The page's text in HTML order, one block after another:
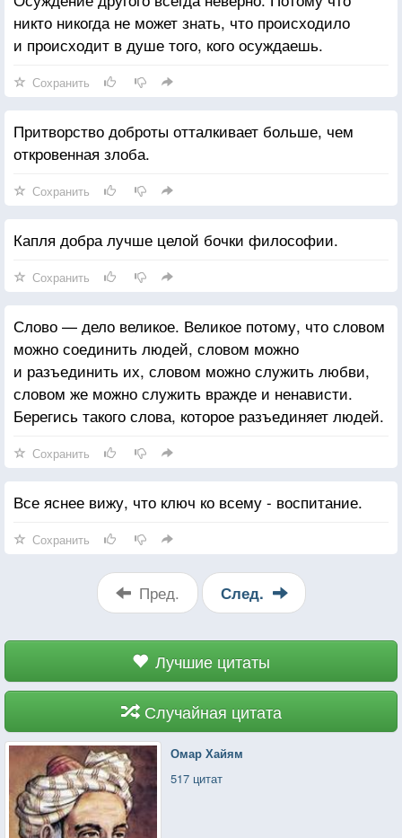
никто никогда не может знать, что происходило
и происходит в душе того, кого осуждаешь.
Сохранить
Притворство доброты отталкивает больше, чем
откровенная злоба.
Сохранить
Капля добра лучше целой бочки философии.
Сохранить
Слово — дело великое. Великое потому, что словом
можно соединить людей, словом можно
и разъединить их, словом можно служить любви,
словом же можно служить вражде и ненависти.
Берегись такого слова, которое разъединяет людей.
Сохранить
Все яснее вижу, что ключ ко всему - воспитание.
Сохранить
Пред. След.
Лучшие цитаты
Случайная цитата
Омар Хайям
517 цитат